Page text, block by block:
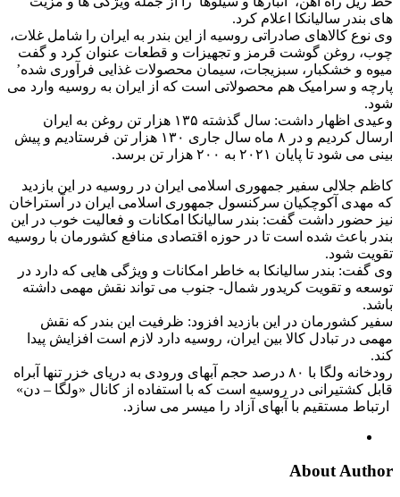
های بندر سالیانکا اعلام کرد.
وی نوع کالاهای صادراتی روسیه از این بندر به ایران را شامل غلات،
چوب، روغن گوشت قرمز و تجهیزات و قطعات عنوان کرد و گفت
میوه و خشکبار، سبزیجات، سیمان محصولات غذایی فرآوری شده’
پارچه و سرامیک هم محصولاتی است که از ایران به روسیه وارد می
شود.
وعیدی اظهار داشت: سال گذشته ۱۳۵ هزار تن روغن به ایران
ارسال کردیم و در ۸ ماه سال جاری ۱۳۰ هزار تن فرستادیم و پیش
بینی می شود تا پایان ۲۰۲۱ به ۲۰۰ هزار تن برسد.
کاظم جلالی سفیر جمهوری اسلامی ایران در روسیه در این بازدید
که مهدی آکوچکیان سرکنسول جمهوری اسلامی ایران در آستراخان
نیز حضور داشت گفت: بندر سالیانکا امکانات و فعالیت خوب در این
بندر باعث شده است تا در حوزه اقتصادی منافع کشورمان با روسیه
تقویت شود.
وی گفت: بندر سالیانکا به خاطر امکانات و ویژگی هایی که دارد در
توسعه و تقویت کریدور شمال- جنوب می تواند نقش مهمی داشته
باشد.
سفیر کشورمان در این بازدید افزود: ظرفیت این بندر که نقش
مهمی در تبادل کالا بین ایران، روسیه دارد لازم است افزایش پیدا
کند.
رودخانه ولگا با ۸۰ درصد حجم آبهای ورودی به دریای خزر تنها آبراه
قابل کشتیرانی در روسیه است که با استفاده از کانال «ولگا – دن»
ارتباط مستقیم با آبهای آزاد را میسر می سازد.
About Author